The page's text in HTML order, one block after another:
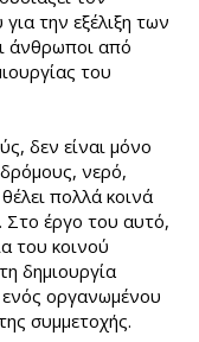
την εξέλιξη των
άνθρωποι από
του
δεν είναι μόνο
νερό,
πολλά κοινά
έργο του αυτό,
του κοινού
δημιουργία
οργανωμένου
συμμετοχής.